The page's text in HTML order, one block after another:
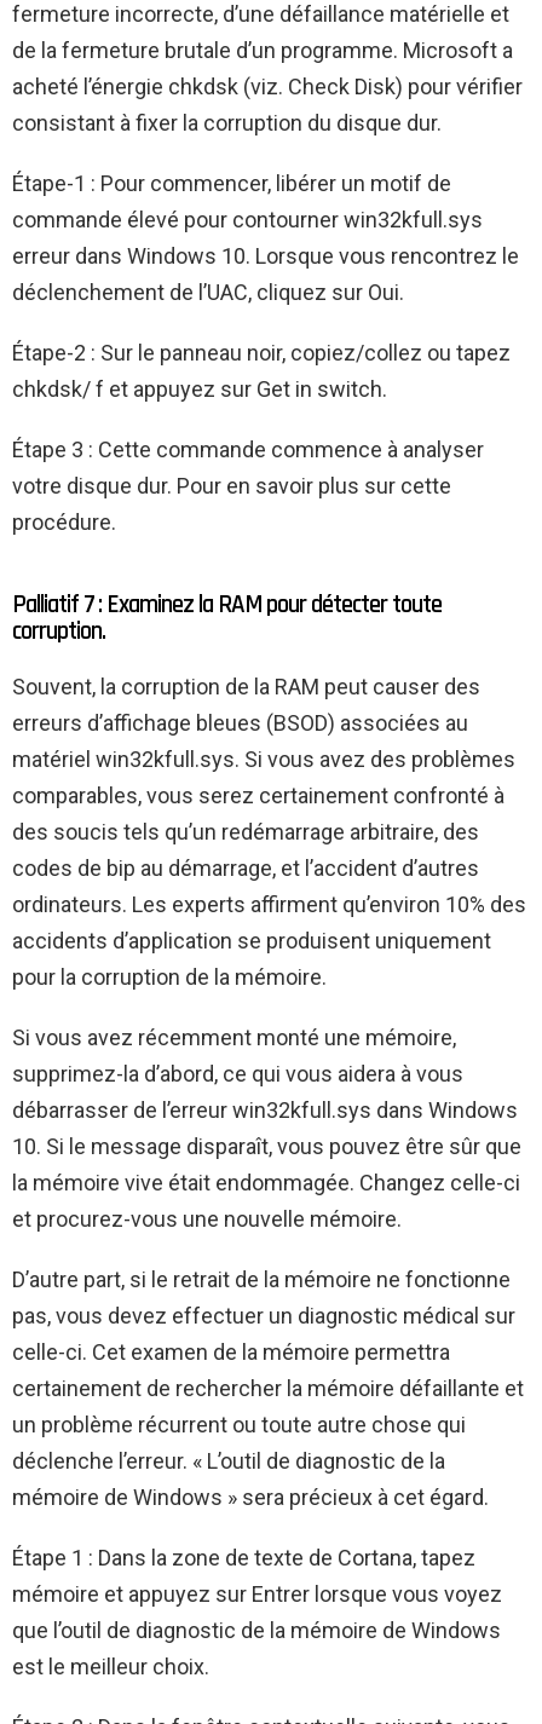
fermeture incorrecte, d’une défaillance matérielle et
de la fermeture brutale d’un programme. Microsoft a
acheté l’énergie chkdsk (viz. Check Disk) pour vérifier
consistant à fixer la corruption du disque dur.
Étape-1 : Pour commencer, libérer un motif de
commande élevé pour contourner win32kfull.sys
erreur dans Windows 10. Lorsque vous rencontrez le
déclenchement de l’UAC, cliquez sur Oui.
Étape-2 : Sur le panneau noir, copiez/collez ou tapez
chkdsk/ f et appuyez sur Get in switch.
Étape 3 : Cette commande commence à analyser
votre disque dur. Pour en savoir plus sur cette
procédure.
Palliatif 7 : Examinez la RAM pour détecter toute
corruption.
Souvent, la corruption de la RAM peut causer des
erreurs d’affichage bleues (BSOD) associées au
matériel win32kfull.sys. Si vous avez des problèmes
comparables, vous serez certainement confronté à
des soucis tels qu’un redémarrage arbitraire, des
codes de bip au démarrage, et l’accident d’autres
ordinateurs. Les experts affirment qu’environ 10% des
accidents d’application se produisent uniquement
pour la corruption de la mémoire.
Si vous avez récemment monté une mémoire,
supprimez-la d’abord, ce qui vous aidera à vous
débarrasser de l’erreur win32kfull.sys dans Windows
10. Si le message disparaît, vous pouvez être sûr que
la mémoire vive était endommagée. Changez celle-ci
et procurez-vous une nouvelle mémoire.
D’autre part, si le retrait de la mémoire ne fonctionne
pas, vous devez effectuer un diagnostic médical sur
celle-ci. Cet examen de la mémoire permettra
certainement de rechercher la mémoire défaillante et
un problème récurrent ou toute autre chose qui
déclenche l’erreur. « L’outil de diagnostic de la
mémoire de Windows » sera précieux à cet égard.
Étape 1 : Dans la zone de texte de Cortana, tapez
mémoire et appuyez sur Entrer lorsque vous voyez
que l’outil de diagnostic de la mémoire de Windows
est le meilleur choix.